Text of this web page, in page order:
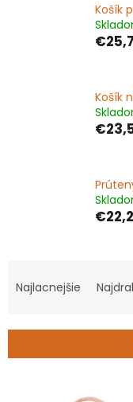
Košík
Košík
a
i
Najlacnejšie